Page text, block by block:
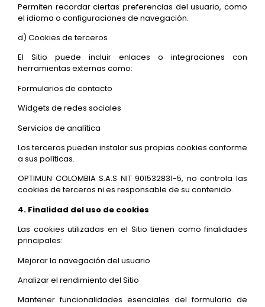
Permiten recordar ciertas preferencias del usuario, como
el idioma o configuraciones de navegación.
d) Cookies de terceros
El Sitio puede incluir enlaces o integraciones con
herramientas externas como:
Formularios de contacto
Widgets de redes sociales
Servicios de analítica
Los terceros pueden instalar sus propias cookies conforme
a sus políticas.
OPTIMUN COLOMBIA S.A.S NIT 901532831-5, no controla las
cookies de terceros ni es responsable de su contenido.
4. Finalidad del uso de cookies
Las cookies utilizadas en el Sitio tienen como finalidades
principales:
Mejorar la navegación del usuario
Analizar el rendimiento del Sitio
Mantener funcionalidades esenciales del formulario de